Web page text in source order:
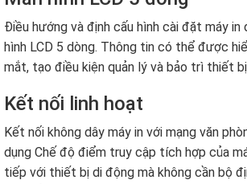
Điều hướng và định cấu hình cài đặt máy in
hình LCD 5 dòng. Thông tin có thể được
mắt, tạo điều kiện quản lý và bảo trì thiết
Kết nối linh hoạt
Kết nối không dây máy in với mạng văn
dụng Chế độ điểm truy cập tích hợp của
tiếp với thiết bị di động mà không cần bộ